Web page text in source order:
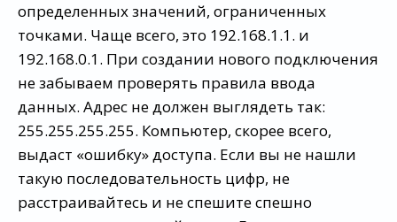
определенных значений, ограниченных
точками. Чаще всего, это 192.168.1.1. и
192.168.0.1. При создании нового подключения
не забываем проверять правила ввода
данных. Адрес не должен выглядеть так:
255.255.255.255. Компьютер, скорее всего,
выдаст «ошибку» доступа. Если вы не нашли
такую последовательность цифр, не
расстраивайтесь и не спешите спешно